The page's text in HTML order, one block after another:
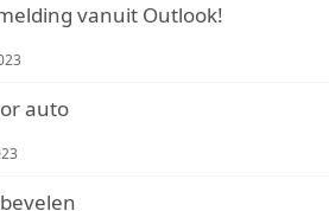
vanuit Outlook!
auto